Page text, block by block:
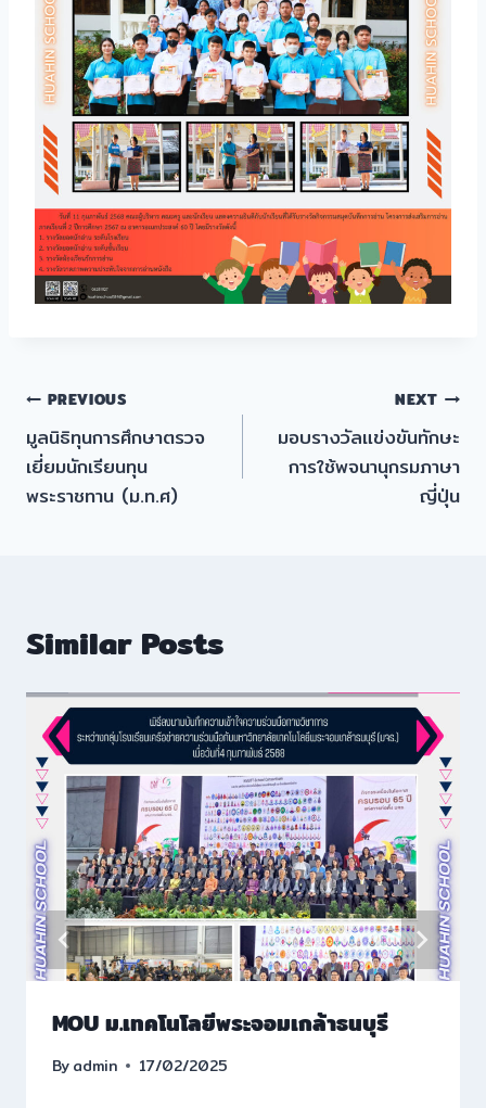
แนะแนว
เรื่อง
PREVIOUS
มูลนิธิทุนการศึกษาตรวจ
เยี่ยมนักเรียนทุน
พระราชทาน (ม.ท.ศ)
NEXT
มอบรางวัลแข่งขันทักษะ
การใช้พจนานุกรมภาษา
ญี่ปุ่น
Similar Posts
MOU ม.เทคโนโลยีพระจอมเกล้าธนบุรี
Byadmin 17/02/2025